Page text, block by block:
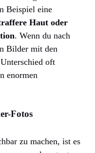
Beispiel eine
Haut oder
. Wenn du nach
Bilder mit den
oft
enormen
Fotos
zu machen, ist es